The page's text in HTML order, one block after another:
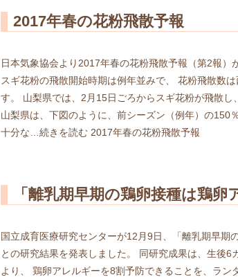
2017年春の花粉飛散予報
日本気象協会より2017年春の花粉飛散予報（第2報
スギ花粉の飛散開始時期は例年並みで、 花粉飛散数
す。 山梨県では、2月15日ごろからスギ花粉が飛散し
山梨県は、下図のように、前シーズン（例年）の150
十分な… 続きを読む 2017年春の花粉飛散予報
「離乳期早期の鶏卵接種は鶏卵
国立成育医療研究センターが12月9日、「離乳期早期
との研究結果を発表しました。 同研究成果は、生後
より、 鶏卵アレルギーを8割予防できることを、ラ